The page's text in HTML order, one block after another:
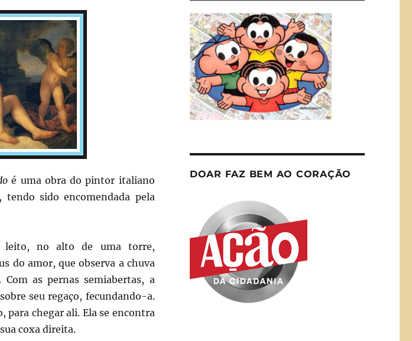
é uma obra do pintor italiano
sido encomendada pela
leito, no alto de uma torre,
do amor, que observa a chuva
as pernas semiabertas, a
seu regaço, fecundando-a.
para chegar ali. Ela se encontra
coxa direita.
DOAR FAZ BEM AO CORAÇÃO